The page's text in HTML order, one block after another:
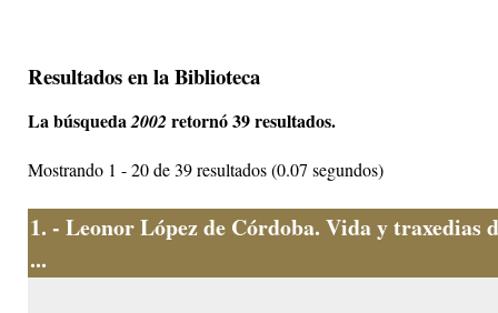
Resultados en la Biblioteca
La búsqueda2002 retornó 39 resultados.
Mostrando 1 - 20 de 39 resultados (0.07 segundos)
1. - Leonor López de Córdoba. Vida y traxedias
...